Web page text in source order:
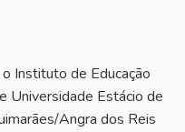
Instituto de Educação
Universidade Estácio de
Angra dos Reis